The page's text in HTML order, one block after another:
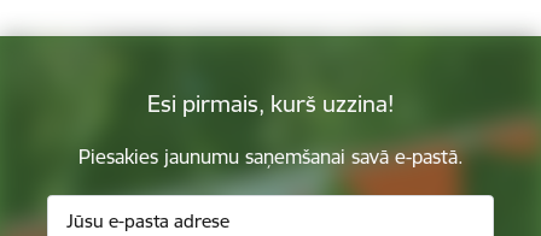
Esi pirmais, kurš uzzina!
Piesakies jaunumu saņemšanai savā e-pastā.